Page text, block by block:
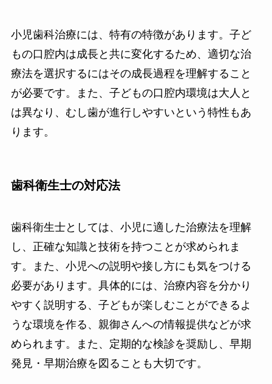
小児歯科治療には、特有の特徴があります。子ど
もの口腔内は成長と共に変化するため、適切な治
療法を選択するにはその成長過程を理解すること
が必要です。また、子どもの口腔内環境は大人と
は異なり、むし歯が進行しやすいという特性もあ
ります。
歯科衛生士の対応法
歯科衛生士としては、小児に適した治療法を理解
し、正確な知識と技術を持つことが求められま
す。また、小児への説明や接し方にも気をつける
必要があります。具体的には、治療内容を分かり
やすく説明する、子どもが楽しむことができるよ
うな環境を作る、親御さんへの情報提供などが求
められます。また、定期的な検診を奨励し、早期
発見・早期治療を図ることも大切です。